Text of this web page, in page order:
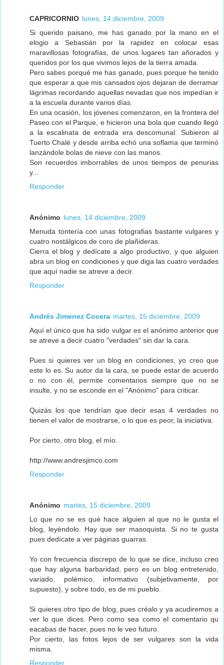
CAPRICORNIO lunes, 14 diciembre, 2009
Si querido paisano, me has ganado por la mano en el
elogio a Sebastián por la rapidez en colocar esas
maravillosas fotografías, de unos lugares tan añorados y
queridos por los que vivimos lejos de la tierra amada.
Pero sabes porqué me has ganado, pues porque he tenido
que esperar a que mis cansados ojos dejaran de derramar
lágrimas recordando aquellas nevadas que nos impedían ir
a la escuela durante varios días.
En una ocasión, los jóvenes comenzaron, en la frontera del
Paseo con el Parque, e hicieron una bola que cuando llegó
a la escalinata de entrada era descomunal. Subieron al
Tuerto Chalé y desde arriba echó una soflama que terminó
lanzándole bolas de nieve con las manos.
Son recuerdos imborrables de unos tiempos de penurias
y...
Responder
Anónimo lunes, 14 diciembre, 2009
Menuda tontería con unas fotografias bastante vulgares y
cuatro nostálgicos de coro de plañideras.
Cierra el blog y dedícate a algo productivo, y que alguien
abra un blog en condiciones y que diga las cuatro verdades
que aquí nadie se atreve a decir.
Responder
Andrés Jimenez Cocera martes, 15 diciembre, 2009
Aquí el único que ha sido vulgar es el anónimo anterior que
se atreve a decir cuatro "verdades" sin dar la cara.
Pues si quieres ver un blog en condiciones, yo creo que
este lo es. Su autor da la cara, se puede estar de acuerdo
o no con él, permite comentarios siempre que no se
insulte, y no se esconde en el "Anónimo" para criticar.
Quizás los que tendrían que decir esas 4 verdades no
tienen el valor de mostrarse, o lo que es peor, la iniciativa.
Por cierto, otro blog, el mío.
http://www.andresjimco.com
Responder
Anónimo martes, 15 diciembre, 2009
Lo que no se es qué hace alguien al que no le gusta el
blog, leyéndolo. Hay que ser masoquista. Si no te gusta
pues dedícate a ver páginas guarras.
Yo con frecuencia discrepo de lo que se dice, incluso creo
que hay alguna barbaridad, pero es un blog entretenido,
variado, polémico, informativo (subjetivamente, por
supuesto), y sobre todo, es de mi pueblo.
Si quieres otro tipo de blog, pues créalo y ya acudiremos a
ver lo que dices. Pero como sea como el comentario qu
eacabas de hacer, pues no le veo futuro.
Por cierto, las fotos lejos de ser vulgares son la vida
misma.
Responder